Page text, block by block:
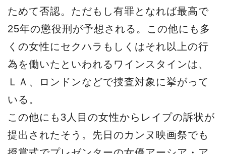
授賞式でプレゼンターの女優アーシア・ア
ルジェントが「かつてこの地で、私はワン
スタインにレイプされた」と壇上で抗議し
て注目された。果たしてどんな結果がワイ
ンスタインを待っているのか？
源
2018-06-15
源